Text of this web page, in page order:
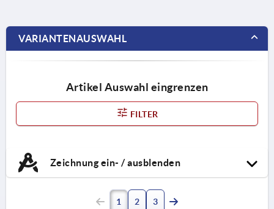
VARIANTENAUSWAHL
Artikel Auswahl eingrenzen
FILTER
Zeichnung ein- / ausblenden
1 2 3